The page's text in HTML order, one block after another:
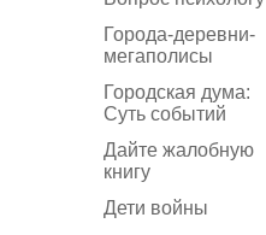
Города-деревни-
мегаполисы
Городская дума:
Суть событий
Дайте жалобную
книгу
Дети войны